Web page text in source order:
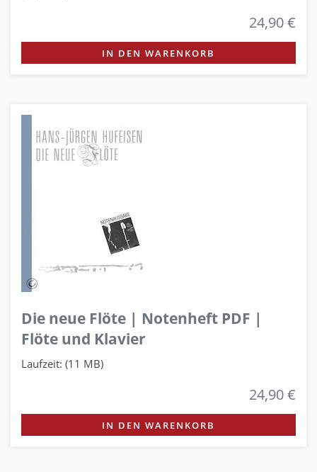
24,90 €
IN DEN WARENKORB
Die neue Flöte | Notenheft PDF |
Flöte und Klavier
Laufzeit: (11 MB)
24,90 €
IN DEN WARENKORB